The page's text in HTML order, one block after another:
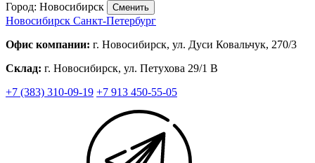
Город: Новосибирск
Сменить
Новосибирск Санкт-Петербург
Офис компании: г. Новосибирск, ул. Дуси Ковальчук, 270/3
Склад: г. Новосибирск, ул. Петухова 29/1 В
+7 (383) 310-09-19 +7 913 450-55-05